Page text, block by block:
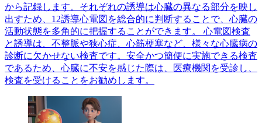
から記録します。それぞれの誘導は心臓の異なる部分を映し
出すため、12誘導心電図を総合的に判断することで、心臓の
活動状態を多角的に把握することができます。 心電図検査
と誘導は、不整脈や狭心症、心筋梗塞など、様々な心臓病の
診断に欠かせない検査です。安全かつ簡便に実施できる検査
であるため、心臓に不安を感じた際は、医療機関を受診し、
検査を受けることをお勧めします。